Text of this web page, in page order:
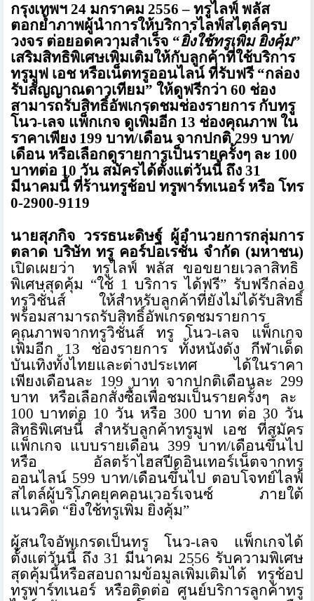
กรุงเทพฯ 24 มกราคม 2556 – ทรูไลฟ์ พลัส
ตอกย้ำภาพผู้นำการให้บริการไลฟ์สไตล์ครบ
วงจร ต่อยอดความสำเร็จ “ยิ่งใช้ทรูเพิ่ม ยิ่งคุ้ม”
เสริมสิทธิพิเศษเพิ่มเติมให้กับลูกค้าที่ใช้บริการ
ทรูมูฟ เอช หรือเน็ตทรูออนไลน์ ที่รับฟรี “กล่อง
รับสัญญาณดาวเทียม” ให้ดูฟรีกว่า 60 ช่อง
สามารถรับสิทธิ์อัพเกรดชมช่องรายการ กับทรู
โนว-เลจ แพ็กเกจ ดูเพิ่มอีก 13 ช่องคุณภาพ ใน
ราคาเพียง 199 บาท/เดือน จากปกติ299 บาท/
เดือน หรือเลือกดูรายการเป็นรายครั้งๆ ละ 100
บาทต่อ 10 วัน สมัครได้ตั้งแต่วันนี้ ถึง 31
มีนาคมนี้ ที่ร้านทรูช้อป ทรูพาร์ทเนอร์ หรือ โทร
0-2900-9119
นายสุภกิจ วรรธนะดิษฐ์ ผู้อำนวยการกลุ่มการ
ตลาด บริษัท ทรู คอร์ปอเรชั่น จำกัด (มหาชน)
เปิดเผยว่า
ทรูไลฟ์ พลัส ขอขยายเวลาสิทธิ
พิเศษสุดคุ้ม “ใช้ 1 บริการ ได้ฟรี” รับฟรีกล่อง
ทรูวิชั่นส์ ให้สำหรับลูกค้าที่ยังไม่ได้รับสิทธิ์
พร้อมสามารถรับสิทธิ์อัพเกรดชมรายการ
คุณภาพจากทรูวิชั่นส์ ทรู โนว-เลจ แพ็กเกจ
เพิ่มอีก 13 ช่องรายการ ทั้งหนังดัง กีฬาเด็ด
บันเทิงทั้งไทยและต่างประเทศ
ได้ในราคา
เพียงเดือนละ 199 บาท จากปกติเดือนละ 299
บาท หรือเลือกสั่งซื้อเพื่อชมเป็นรายครั้งๆ ละ
100 บาทต่อ 10 วัน หรือ 300 บาท ต่อ 30 วัน
สิทธิพิเศษนี้ สำหรับลูกค้าทรูมูฟ เอช ที่สมัคร
แพ็กเกจ แบบรายเดือน 399 บาท/เดือนขึ้นไป
หรือ อัลตร้าไฮสปีดอินเทอร์เน็ตจากทรู
ออนไลน์ 599 บาท/เดือนขึ้นไป ตอบโจทย์ไลฟ์
สไตล์ผู้บริโภคยุคคอนเวอร์เจนซ์ ภายใต้
แนวคิด “ยิ่งใช้ทรูเพิ่ม ยิ่งคุ้ม”
ผู้สนใจอัพเกรดเป็นทรู โนว-เลจ แพ็กเกจได้
ตั้งแต่วันนี้ ถึง 31 มีนาคม 2556 รับความพิเศษ
สุดคุ้มนี้หรือสอบถามข้อมูลเพิ่มเติมได้ ทรูช้อป
ทรูพาร์ทเนอร์ หรือติดต่อ ศูนย์บริการลูกค้าทรู